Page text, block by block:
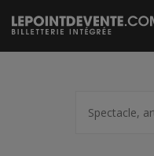
Passer
au
contenu
artiste,
lieu...